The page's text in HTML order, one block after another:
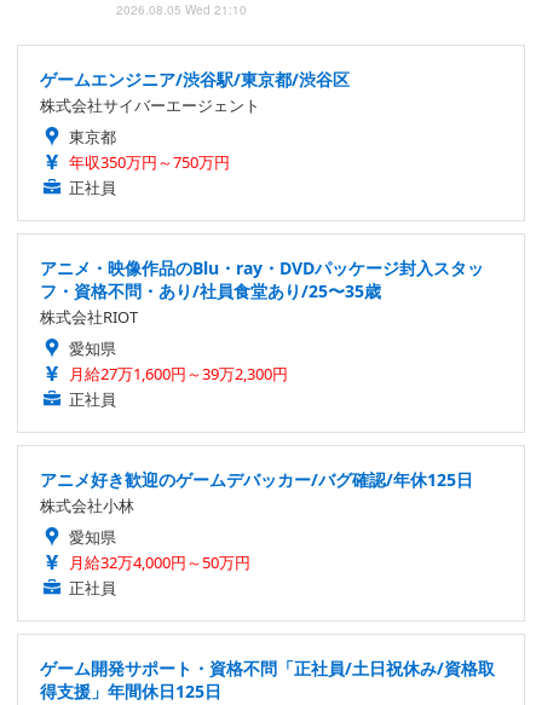
2026.08.05 Wed 21:10
ゲームエンジニア/渋谷駅/東京都/渋谷区
株式会社サイバーエージェント
東京都
年収350万円～750万円
正社員
アニメ・映像作品のBlu・ray・DVDパッケージ封入スタッ
フ・資格不問・あり/社員食堂あり/25〜35歳
株式会社RIOT
愛知県
月給27万1,600円～39万2,300円
正社員
アニメ好き歓迎のゲームデバッカー/バグ確認/年休125日
株式会社小林
愛知県
月給32万4,000円～50万円
正社員
ゲーム開発サポート・資格不問「正社員/土日祝休み/資格取
得支援」年間休日125日